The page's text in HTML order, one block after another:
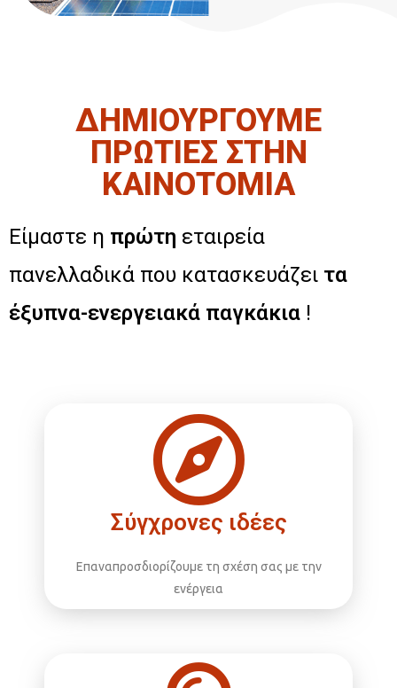
ΔΗΜΙΟΥΡΓΟΥΜΕ
ΠΡΩΤΙΕΣ ΣΤΗΝ
ΚΑΙΝΟΤΟΜΙΑ
Είμαστε η πρώτη εταιρεία
πανελλαδικά που κατασκευάζει τα
έξυπνα-ενεργειακά παγκάκια !
Σύγχρονες ιδέες
Επαναπροσδιορίζουμε τη σχέση σας με την
ενέργεια